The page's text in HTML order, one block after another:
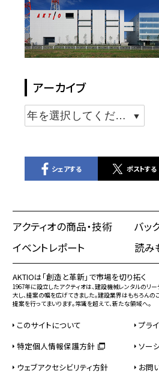
アーカイブ
シェアする ポストする
アクティオの商品・技術
バッ
イベントレポート
読み
AKTIOは「創造と革新」で市場を切り拓く
1967年に設立したアクティオは、建設機械レンタルのリ
大し、提案の幅を広げてきました。建設業界はもちろんの
提案を行ってまいります。常識を超えて、新たな領域へ。
このサイトについて
プラ
特定個人情報保護方針
ソー
ウェブアクセシビリティ方針
お問